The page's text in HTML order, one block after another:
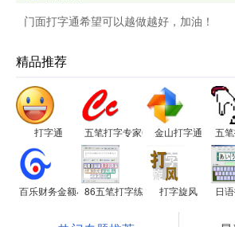
门面打字通希望可以越做越好，加油！
精品推荐
打字通 五笔打字专家Ccit3000
金山打字通 五
百乐财务金额小键盘打字练习
86五笔打字练习 打字旋风 日